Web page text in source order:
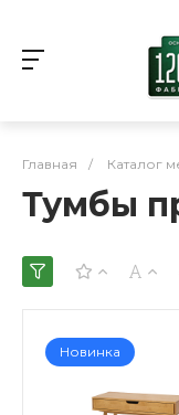
Главная / Каталог
Тумбы
Новинка